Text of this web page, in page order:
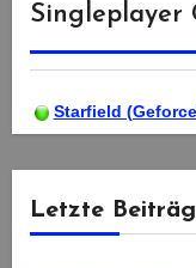
Singleplayer
Starfield
Letzte